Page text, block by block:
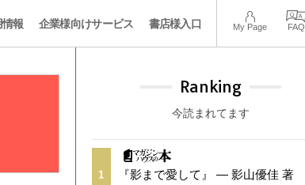
情報 企業様向けサービス 書店様入口 My Page FAQ
Ranking
今読まれてます
1 『影まで愛して』 — 影山優佳 著